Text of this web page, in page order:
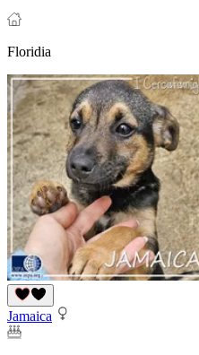
Floridia
Jamaica